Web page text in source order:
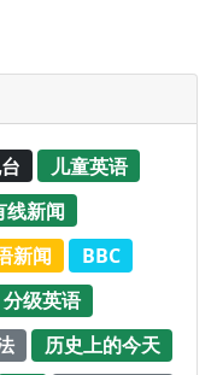
儿童英语
线新闻
新闻
BBC
分级英语
历史上的今天